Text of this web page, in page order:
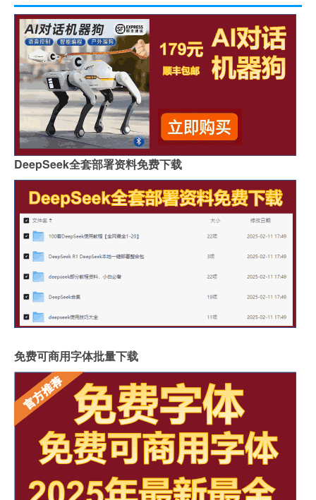
DeepSeek全套部署资料免费下载
免费可商用字体批量下载